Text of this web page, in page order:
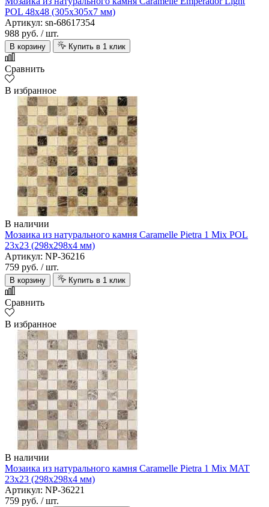
POL 48х48 (305х305х7 мм)
Артикул: sn-68617354
988 руб. / шт.
В корзину Купить в 1 клик
Сравнить
В избранное
В наличии
Мозаика из натурального камня Caramelle Pietra 1 Mix POL
23х23 (298х298х4 мм)
Артикул: NP-36216
759 руб. / шт.
В корзину Купить в 1 клик
Сравнить
В избранное
В наличии
Мозаика из натурального камня Caramelle Pietra 1 Mix MAT
23х23 (298х298х4 мм)
Артикул: NP-36221
759 руб. / шт.